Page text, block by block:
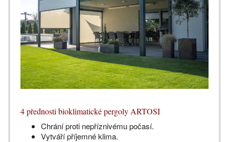
4 přednosti bioklimatické pergoly ARTOSI
Chrání proti nepříznivému počasí.
Vytváří příjemné klima.